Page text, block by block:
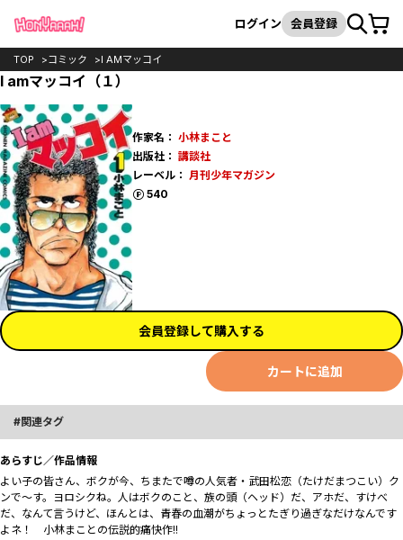
検索
ログイン 会員登録カート
TOP コミック I AMマッコイ
I amマッコイ（１）
作家名： 小林まこと
出版社： 講談社
レーベル： 月刊少年マガジン
540
ポイント
会員登録して購入する
カートに追加
関連タグ
あらすじ／作品情報
よい子の皆さん、ボクが今、ちまたで噂の人気者・武田松恋（たけだまつこい）ク
ンで～す。ヨロシクね。人はボクのこと、族の頭（ヘッド）だ、アホだ、すけべ
だ、なんて言うけど、ほんとは、青春の血潮がちょっとたぎり過ぎなだけなんです
よネ！ 小林まことの伝説的痛快作!!